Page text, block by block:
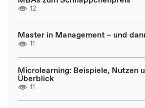
12
Master in Management – und
11
Microlearning: Beispiele, Nutzen
Überblick
11